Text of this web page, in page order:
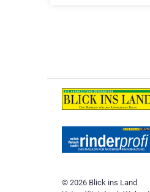
© 2026 Blick ins Land